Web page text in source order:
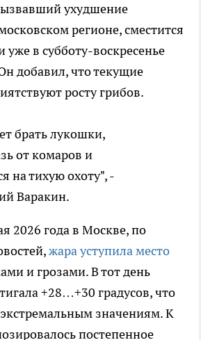
ухудшение
регионе, сместится
уже в субботу-воскресенье
добавил, что текущие
росту грибов.
брать лукошки,
от комаров и
на тихую охоту", -
Варакин.
2026 года в Москве, по
жара уступила место
и грозами. В тот день
+28…+30 градусов, что
значениям. К
постепенное